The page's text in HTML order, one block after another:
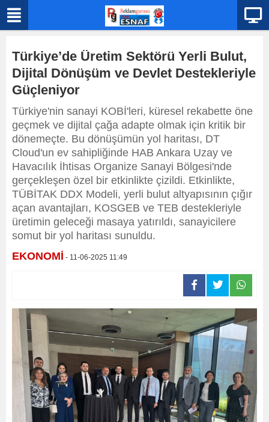
Türkiye’de Üretim Sektörü Yerli Bulut,
Dijital Dönüşüm ve Devlet Destekleriyle
Güçleniyor
Türkiye'nin sanayi KOBİ'leri, küresel rekabette öne
geçmek ve dijital çağa adapte olmak için kritik bir
dönemeçte. Bu dönüşümün yol haritası, DT
Cloud'un ev sahipliğinde HAB Ankara Uzay ve
Havacılık İhtisas Organize Sanayi Bölgesi'nde
gerçekleşen özel bir etkinlikte çizildi. Etkinlikte,
TÜBİTAK DDX Modeli, yerli bulut altyapısının çığır
açan avantajları, KOSGEB ve TEB destekleriyle
üretimin geleceği masaya yatırıldı, sanayicilere
somut bir yol haritası sunuldu.
EKONOMİ - 11-06-2025 11:49